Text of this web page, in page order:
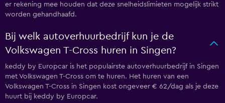
er rekening mee houden dat deze snelheidslimieten mogelijk strikt
worden gehandhaafd.
Bij welk autoverhuurbedrijf kun je de
Volkswagen T-Cross huren in Singen?
keddy by Europcar is het populairste autoverhuurbedrijf in Singen
met Volkswagen T-Cross om te huren. Het huren van een
Volkswagen T-Cross in Singen kost ongeveer € 62/dag als je deze
huurt bij keddy by Europcar.